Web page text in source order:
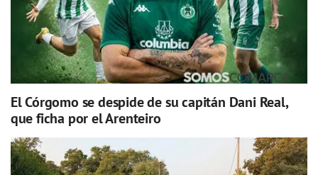
El Córgomo se despide de su capitán Dani Real,
que ficha por el Arenteiro